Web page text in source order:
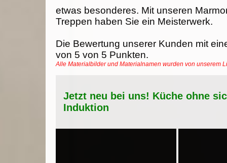
etwas besonderes. Mit unseren
Treppen haben Sie ein Meisterwerk.
Die Bewertung unserer Kunden mit
von 5 von 5 Punkten.
Alle Materialbilder und Materialnamen wurden von unserem
Jetzt neu bei uns! Küche ohne
Induktion